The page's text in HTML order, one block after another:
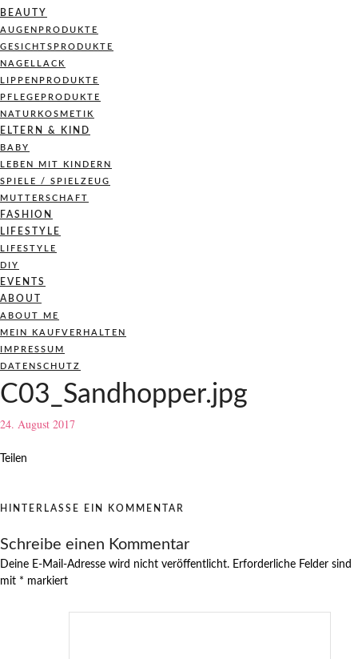
BEAUTY
AUGENPRODUKTE
GESICHTSPRODUKTE
NAGELLACK
LIPPENPRODUKTE
PFLEGEPRODUKTE
NATURKOSMETIK
ELTERN & KIND
BABY
LEBEN MIT KINDERN
SPIELE / SPIELZEUG
MUTTERSCHAFT
FASHION
LIFESTYLE
LIFESTYLE
DIY
EVENTS
ABOUT
ABOUT ME
MEIN KAUFVERHALTEN
IMPRESSUM
DATENSCHUTZ
C03_Sandhopper.jpg
24. August 2017
Teilen
HINTERLASSE EIN KOMMENTAR
Schreibe einen Kommentar
Deine E-Mail-Adresse wird nicht veröffentlicht. Erforderliche Felder sind
mit * markiert